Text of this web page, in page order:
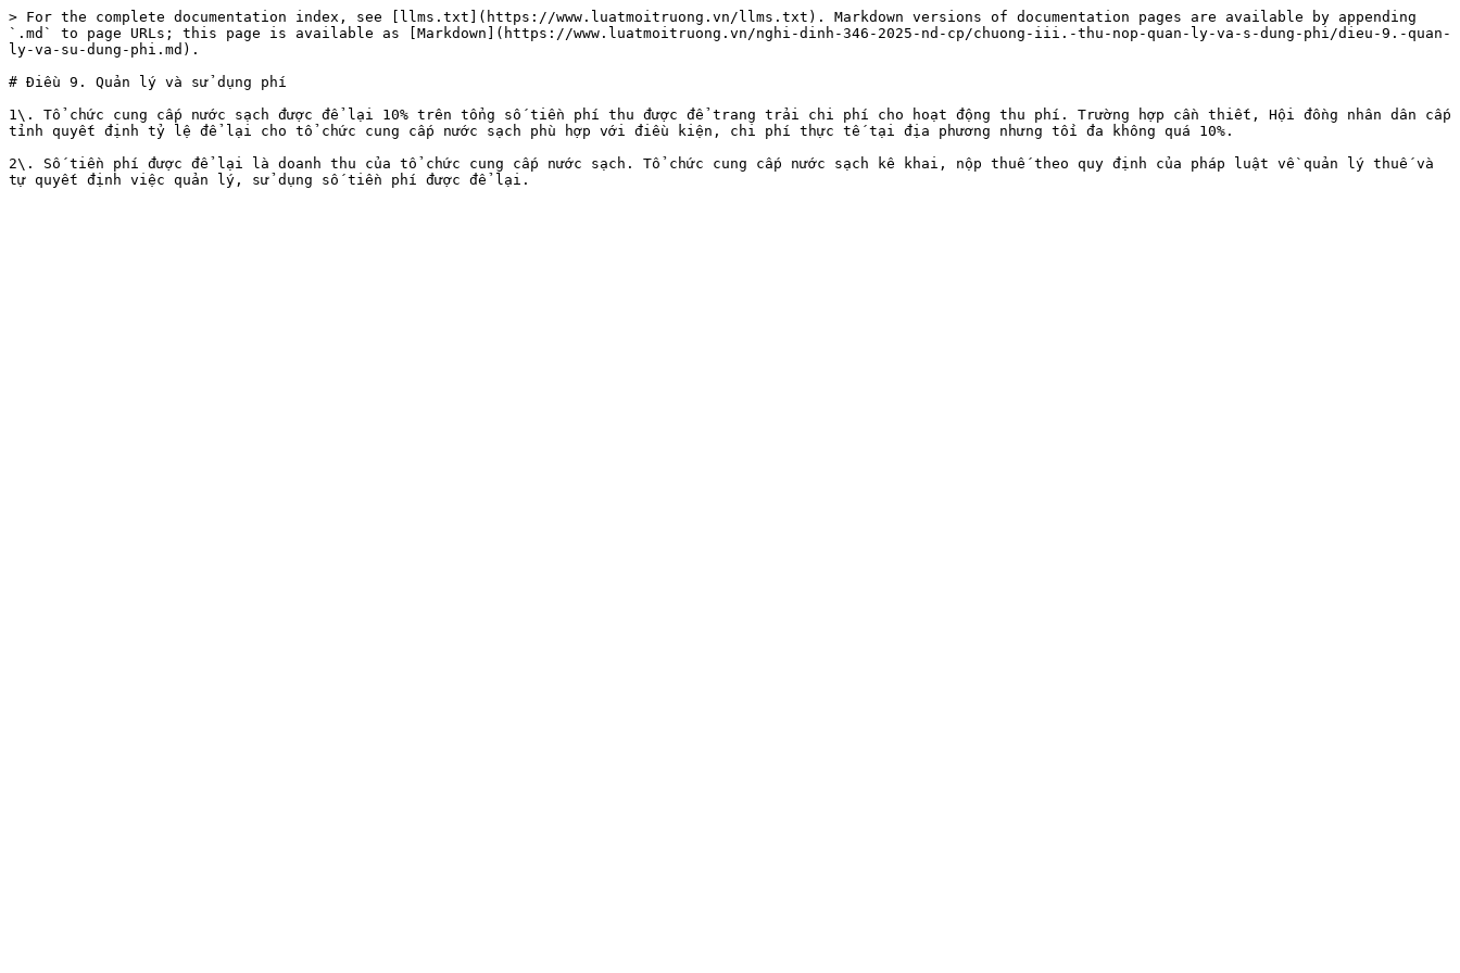
> For the complete documentation index, see [llms.txt](https://www.luatmoitruong.vn/llms.txt). Markdown versions of documentation pages are available by appending
`.md` to page URLs; this page is available as [Markdown](https://www.luatmoitruong.vn/nghi-dinh-346-2025-nd-cp/chuong-iii.-thu-nop-quan-ly-va-s-dung-phi/dieu-9.-quan-
ly-va-su-dung-phi.md).
# Điều 9. Quản lý và sử dụng phí
1\. Tổ chức cung cấp nước sạch được để lại 10% trên tổng số tiền phí thu được để trang trải chi phí cho hoạt động thu phí. Trường hợp cần thiết, Hội đồng nhân dân cấp
tỉnh quyết định tỷ lệ để lại cho tổ chức cung cấp nước sạch phù hợp với điều kiện, chi phí thực tế tại địa phương nhưng tối đa không quá 10%.
2\. Số tiền phí được để lại là doanh thu của tổ chức cung cấp nước sạch. Tổ chức cung cấp nước sạch kê khai, nộp thuế theo quy định của pháp luật về quản lý thuế và